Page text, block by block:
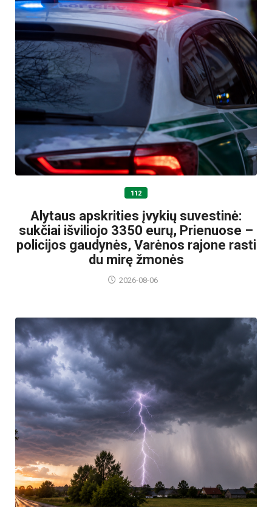
112
Alytaus apskrities įvykių suvestinė:
sukčiai išviliojo 3350 eurų, Prienuose –
policijos gaudynės, Varėnos rajone rasti
du mirę žmonės
2026-08-06